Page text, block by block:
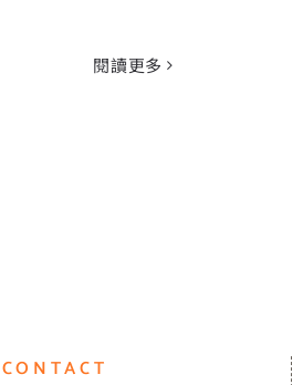
閱讀更多
CONTACT